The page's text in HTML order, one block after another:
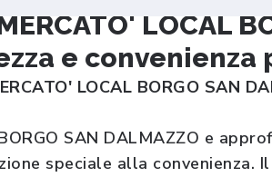
LOCAL
e convenienza
LOCAL BORGO SAN
SAN DALMAZZO e
speciale alla